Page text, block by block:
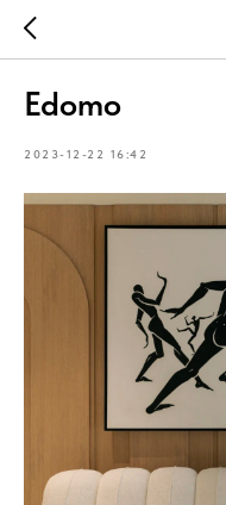
Edomo
2023-12-22 16:42